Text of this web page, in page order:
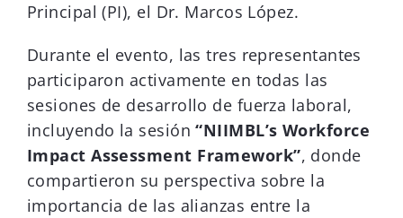
Principal (PI), el Dr. Marcos López.
Durante el evento, las tres representantes
participaron activamente en todas las
sesiones de desarrollo de fuerza laboral,
incluyendo la sesión“NIIMBL’s Workforce
Impact Assessment Framework”, donde
compartieron su perspectiva sobre la
importancia de las alianzas entre la